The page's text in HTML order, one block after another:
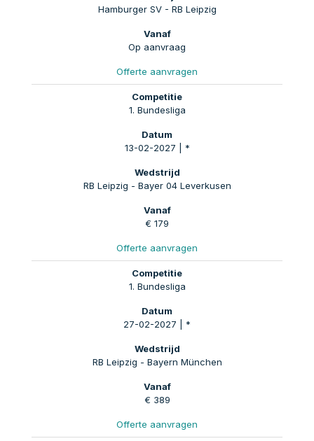
Hamburger SV - RB Leipzig
Op aanvraag
Offerte aanvragen
1. Bundesliga
13-02-2027 | *
RB Leipzig - Bayer 04 Leverkusen
€ 179
Offerte aanvragen
1. Bundesliga
27-02-2027 | *
RB Leipzig - Bayern München
€ 389
Offerte aanvragen